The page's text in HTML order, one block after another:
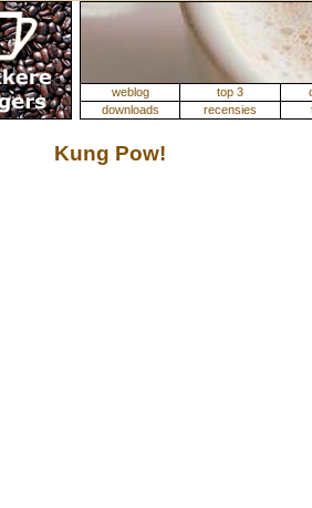
weblog top 3
downloads
recensies
Kung Pow!